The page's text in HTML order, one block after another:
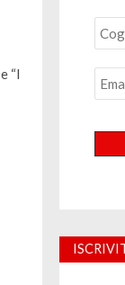
“I